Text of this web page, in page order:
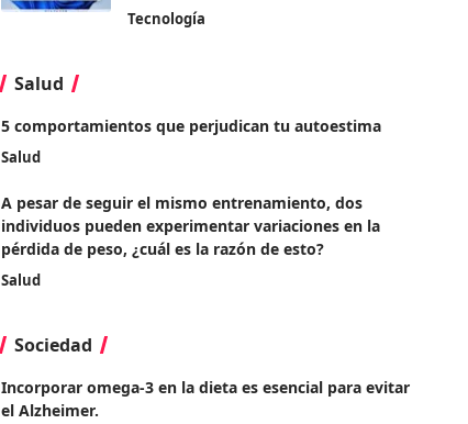
Tecnología
Salud
5 comportamientos que perjudican tu autoestima
Salud
A pesar de seguir el mismo entrenamiento, dos
individuos pueden experimentar variaciones en la
pérdida de peso, ¿cuál es la razón de esto?
Salud
Sociedad
Incorporar omega-3 en la dieta es esencial para evitar
el Alzheimer.